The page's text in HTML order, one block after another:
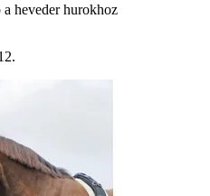
heveder hurokhoz